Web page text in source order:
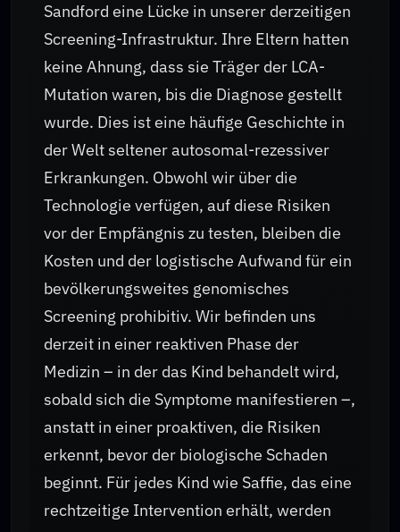
Sandford eine Lücke in unserer derzeitigen
Screening-Infrastruktur. Ihre Eltern hatten
keine Ahnung, dass sie Träger der LCA-
Mutation waren, bis die Diagnose gestellt
wurde. Dies ist eine häufige Geschichte in
der Welt seltener autosomal-rezessiver
Erkrankungen. Obwohl wir über die
Technologie verfügen, auf diese Risiken
vor der Empfängnis zu testen, bleiben die
Kosten und der logistische Aufwand für ein
bevölkerungsweites genomisches
Screening prohibitiv. Wir befinden uns
derzeit in einer reaktiven Phase der
Medizin – in der das Kind behandelt wird,
sobald sich die Symptome manifestieren –,
anstatt in einer proaktiven, die Risiken
erkennt, bevor der biologische Schaden
beginnt. Für jedes Kind wie Saffie, das eine
rechtzeitige Intervention erhält, werden